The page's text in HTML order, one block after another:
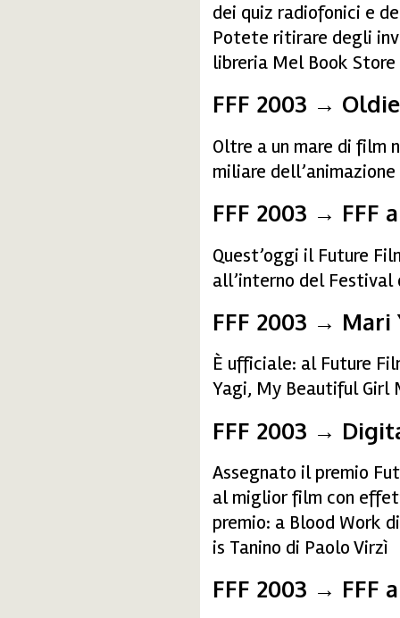
dei quiz radiofonici e
Potete ritirare degli
libreria Mel Book
FFF 2003 →
Oltre a un mare di film
miliare
FFF 2003 → FFF
Quest’oggi il Future
all’interno del Festival
FFF 2003 →
È ufficiale: al Future
Yagi, My Beautiful Girl
FFF 2003 →
Assegnato il premio
al miglior film con
premio: a Blood Work
is Tanino di Paolo Virzì
FFF 2003 → FFF